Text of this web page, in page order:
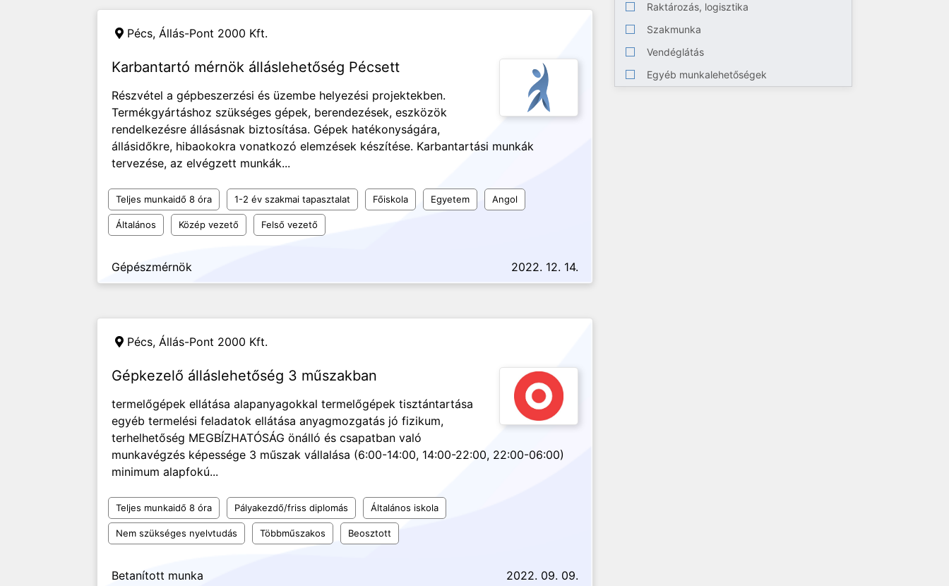
Pécs, Állás-Pont 2000 Kft.
Karbantartó mérnök álláslehetőség Pécsett
Részvétel a gépbeszerzési és üzembe helyezési projektekben.
Termékgyártáshoz szükséges gépek, berendezések, eszközök
rendelkezésre állásásnak biztosítása. Gépek hatékonyságára,
állásidőkre, hibaokokra vonatkozó elemzések készítése. Karbantartási munkák
tervezése, az elvégzett munkák...
Teljes munkaidő 8 óra 1-2 év szakmai tapasztalat Főiskola Egyetem Angol
Általános Közép vezető Felső vezető
Gépészmérnök 2022. 12. 14.
Pécs, Állás-Pont 2000 Kft.
Gépkezelő álláslehetőség 3 műszakban
termelőgépek ellátása alapanyagokkal termelőgépek tisztántartása
egyéb termelési feladatok ellátása anyagmozgatás jó fizikum,
terhelhetőség MEGBÍZHATÓSÁG önálló és csapatban való
munkavégzés képessége 3 műszak vállalása (6:00-14:00, 14:00-22:00, 22:00-06:00)
minimum alapfokú...
Teljes munkaidő 8 óra Pályakezdő/friss diplomás Általános iskola
Nem szükséges nyelvtudás Többműszakos Beosztott
Betanított munka 2022. 09. 09.
Raktározás, logisztika
Szakmunka
Vendéglátás
Egyéb munkalehetőségek